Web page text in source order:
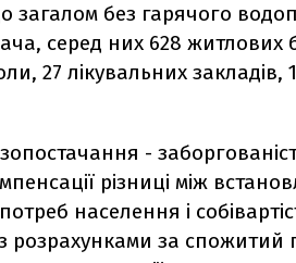
загалом без гарячого
серед них 628 житлових
27 лікувальних закладів,
-
різниці між
населення і
за спожитий